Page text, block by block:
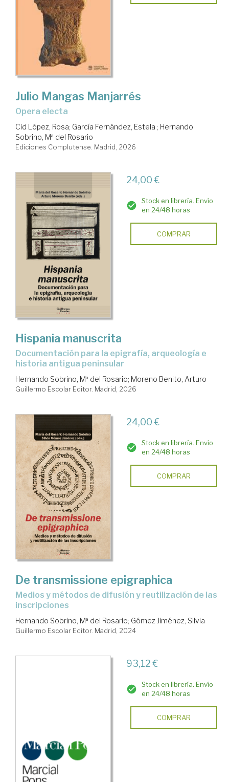
Julio Mangas Manjarrés
Opera electa
Cid López, Rosa; García Fernández, Estela ; Hernando
Sobrino, Mª del Rosario
Ediciones Complutense. Madrid, 2026
24,00 €
Stock en librería. Envío
en 24/48 horas
COMPRAR
Hispania manuscrita
Documentación para la epigrafía, arqueología e
historia antigua peninsular
Hernando Sobrino, Mª del Rosario; Moreno Benito, Arturo
Guillermo Escolar Editor. Madrid, 2026
24,00 €
Stock en librería. Envío
en 24/48 horas
COMPRAR
De transmissione epigraphica
Medios y métodos de difusión y reutilización de las
inscripciones
Hernando Sobrino, Mª del Rosario; Gómez Jiménez, Silvia
Guillermo Escolar Editor. Madrid, 2024
93,12 €
Stock en librería. Envío
en 24/48 horas
COMPRAR